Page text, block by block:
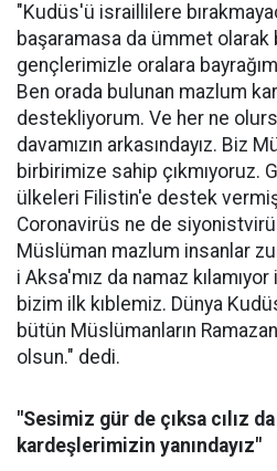
"Kudüs'ü israillilere
başaramasa da ümmet olarak
gençlerimizle oralara
Ben orada bulunan mazlum
destekliyorum. Ve her ne
davamızın arkasındayız. Biz
birbirimize sahip çıkmıyoruz.
ülkeleri Filistin'e destek
Coronavirüs ne de
Müslüman mazlum insanlar
i Aksa'mız da namaz kılamıyor
bizim ilk kıblemiz. Dünya
bütün Müslümanların
olsun." dedi.
"Sesimiz gür de çıksa cılız
kardeşlerimizin yanındayız"